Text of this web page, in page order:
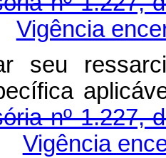
Vigência
seu
nº 1.227,
Vigência